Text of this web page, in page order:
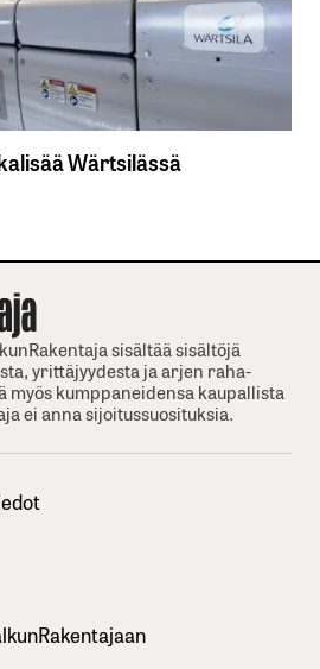
Wärtsilässä
sisältää sisältöjä
yrittäjyydesta ja arjen raha-
myös kumppaneidensa kaupallista
ei anna sijoitussuosituksia.